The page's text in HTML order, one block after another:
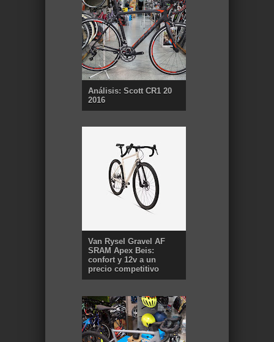
Análisis: Scott CR1 20
2016
Van Rysel Gravel AF
SRAM Apex Beis:
confort y 12v a un
precio competitivo